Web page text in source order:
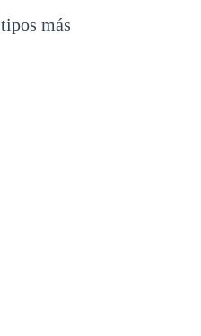
tipos más